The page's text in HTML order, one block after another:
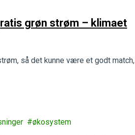
grøn strøm – klimaet
så det kunne være et godt match,
økosystem